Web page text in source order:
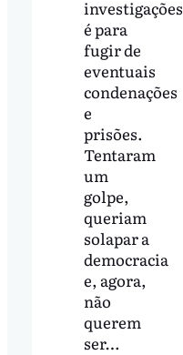
investigações
é para
fugir de
eventuais
condenações
e
prisões.
Tentaram
um
golpe,
queriam
solapar a
democracia
e, agora,
não
querem
ser…